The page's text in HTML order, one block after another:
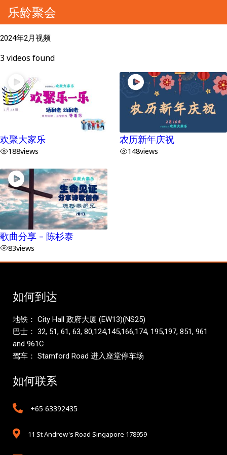
乐龄聚会
2024年2月视频
3 videos found
欢聚大家乐
188views
农历新年庆祝
148views
歌曲分享 – 陈杉泰
83views
如何到达
地铁： City Hall 政府大厦 (EW13)(NS25)
巴士： 32, 51, 61, 63, 80,124,145,166,174, 195,197, 851, 961
and 961C
驾车： Stamford Road 进入座堂停车场
如何联系
+65 63392435
11 St Andrew's Road Singapore 178959